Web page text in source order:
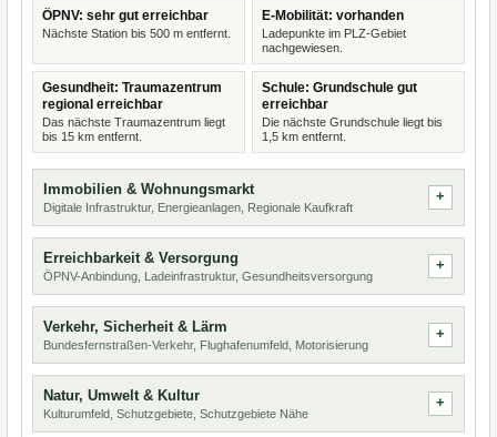
ÖPNV: sehr gut erreichbar
Nächste Station bis 500 m entfernt.
E-Mobilität: vorhanden
Ladepunkte im PLZ-Gebiet
nachgewiesen.
Gesundheit: Traumazentrum
regional erreichbar
Das nächste Traumazentrum liegt
bis 15 km entfernt.
Schule: Grundschule gut
erreichbar
Die nächste Grundschule liegt bis
1,5 km entfernt.
Immobilien & Wohnungsmarkt
Digitale Infrastruktur, Energieanlagen, Regionale Kaufkraft
Erreichbarkeit & Versorgung
ÖPNV-Anbindung, Ladeinfrastruktur, Gesundheitsversorgung
Verkehr, Sicherheit & Lärm
Bundesfernstraßen-Verkehr, Flughafenumfeld, Motorisierung
Natur, Umwelt & Kultur
Kulturumfeld, Schutzgebiete, Schutzgebiete Nähe